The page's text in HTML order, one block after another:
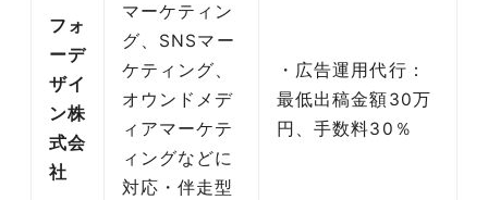
フォ
ーデ
ザイ
ン株
式会
社
マーケティン
グ、SNSマー
ケティング、
オウンドメデ
ィアマーケテ
ィングなどに
対応・伴走型
・広告運用代行：
最低出稿金額30万
円、手数料30％